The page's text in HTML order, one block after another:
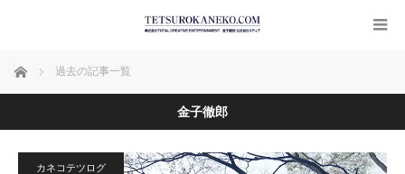
ホーム 過去の記事一覧
金子徹郎
カネコテツログ